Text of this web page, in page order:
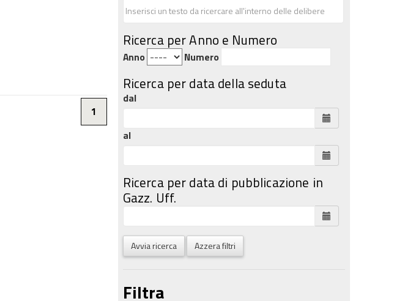
1
Ricerca per Anno e Numero
Anno Numero
Ricerca per data della seduta
dal
al
Ricerca per data di pubblicazione in
Gazz. Uff.
Avvia ricerca Azzera filtri
Filtra